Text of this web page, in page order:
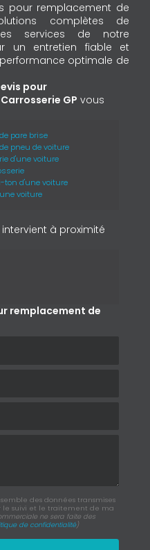
pour remplacement de
complètes de
services de notre
un entretien fiable et
optimale de
pour
GP vous
pare brise
pneu de voiture
d'une voiture
ton d'une voiture
voiture
à proximité
remplacement de
des données transmises
suivi et le traitement de ma
ne sera faite des
de confidentialité)